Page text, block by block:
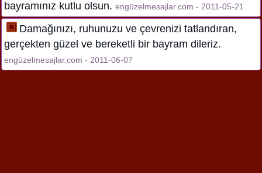
bayramınız kutlu olsun. engüzelmesajlar.com - 2011-05-21
Damağınızı, ruhunuzu ve çevrenizi tatlandıran,
gerçekten güzel ve bereketli bir bayram dileriz.
engüzelmesajlar.com - 2011-06-07